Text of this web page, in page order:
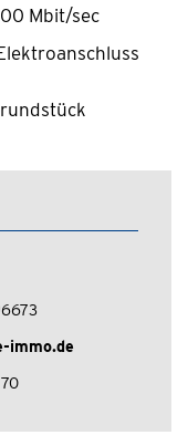
Mbit/sec
immo.de